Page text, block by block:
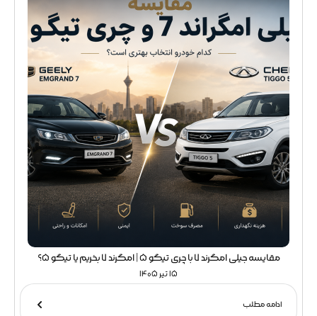
مقایسه جیلی امگرند 7 با چری تیگو 5 | امگرند 7 بخریم یا تیگو 5؟
15 تیر 1405
ادامه مطلب